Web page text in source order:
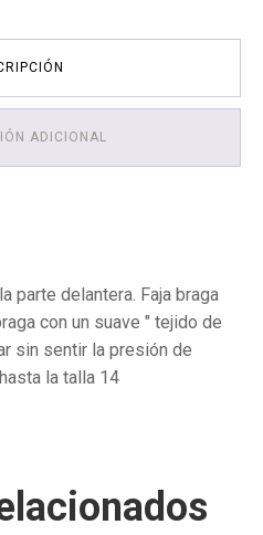
ADICIONAL
parte delantera. Faja braga
con un suave " tejido de
sin sentir la presión de
la talla 14